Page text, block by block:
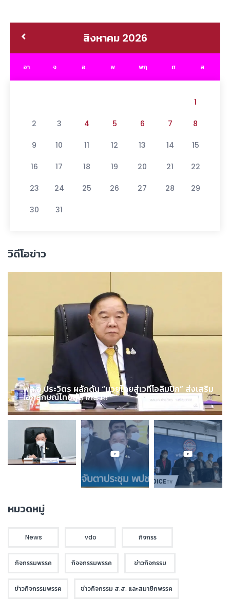
สิงหาคม 2026
อา. จ. อ. พ. พฤ. ศ. ส.
1
2 3 4 5 6 7 8
9 10 11 12 13 14 15
16 17 18 19 20 21 22
23 24 25 26 27 28 29
30 31
วิดีโอข่าว
พล.อ.ประวิตร ผลักดัน “มวยไทยสู่เวทีโอลิมปิก” ส่งเสริม
เอกลักษณ์ไทยสู่สากล !!!
หมวดหมู่
News vdo กิจกรร
กิจกรรมพรรค กิจจกรรมพรรค ข่าวกิจกรรม
ข่าวกิจกรรมพรรค ข่าวกิจกรรม ส.ส. และสมาชิกพรรค